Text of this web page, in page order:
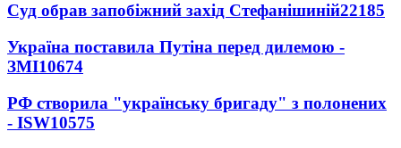
Суд обрав запобіжний захід Стефанішиній22185
Україна поставила Путіна перед дилемою -
ЗМІ10674
РФ створила "українську бригаду" з полонених
- ISW10575